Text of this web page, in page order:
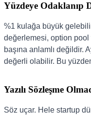
Yüzdeye Odaklanıp
%1 kulağa büyük
değerlemesi, option
başına anlamlı değildir.
değerli olabilir. Bu
Yazılı Sözleşme
Söz uçar. Hele startup